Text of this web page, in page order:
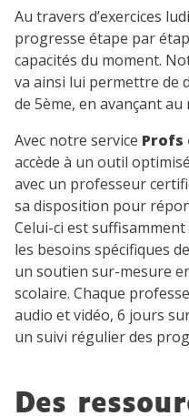
Au travers d’exercices
progresse étape par
capacités du moment.
va ainsi lui permettre de
de 5ème, en avançant
Avec notre service Profs
accède à un outil
avec un professeur
sa disposition pour
Celui-ci est
les besoins spécifiques
un soutien sur-mesure
scolaire. Chaque
audio et vidéo, 6 jours
un suivi régulier des
Des